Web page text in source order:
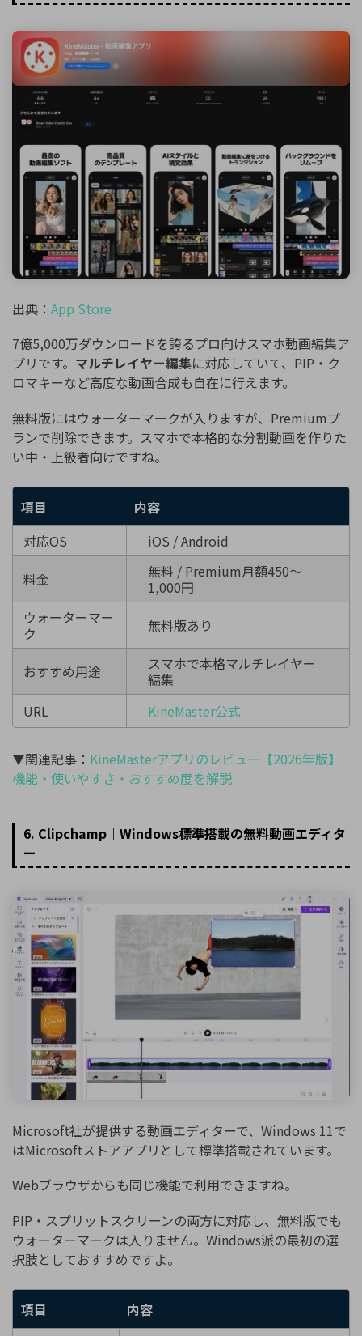
出典： App Store
7億5,000万ダウンロードを誇るプロ向けスマホ動画編集ア
プリです。 マルチレイヤー編集に対応していて、PIP・ク
ロマキーなど高度な動画合成も自在に行えます。
無料版にはウォーターマークが入りますが、Premiumプ
ランで削除できます。スマホで本格的な分割動画を作りた
い中・上級者向けですね。
項目
内容
対応OS
iOS / Android
料金
無料 / Premium月額450〜
1,000円
ウォーターマー
ク
無料版あり
おすすめ用途
スマホで本格マルチレイヤー
編集
URL
KineMaster公式
▼関連記事： KineMasterアプリのレビュー【2026年版】
機能・使いやすさ・おすすめ度を解説
6. Clipchamp｜Windows標準搭載の無料動画エディタ
ー
Microsoft社が提供する動画エディターで、Windows 11で
はMicrosoftストアアプリとして標準搭載されています。
Webブラウザからも同じ機能で利用できますね。
PIP・スプリットスクリーンの両方に対応し、無料版でも
ウォーターマークは入りません。Windows派の最初の選
択肢としておすすめですよ。
項目
内容